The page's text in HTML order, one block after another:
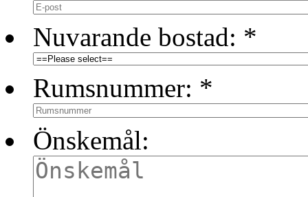
Nuvarande bostad: *
Rumsnummer: *
Önskemål: